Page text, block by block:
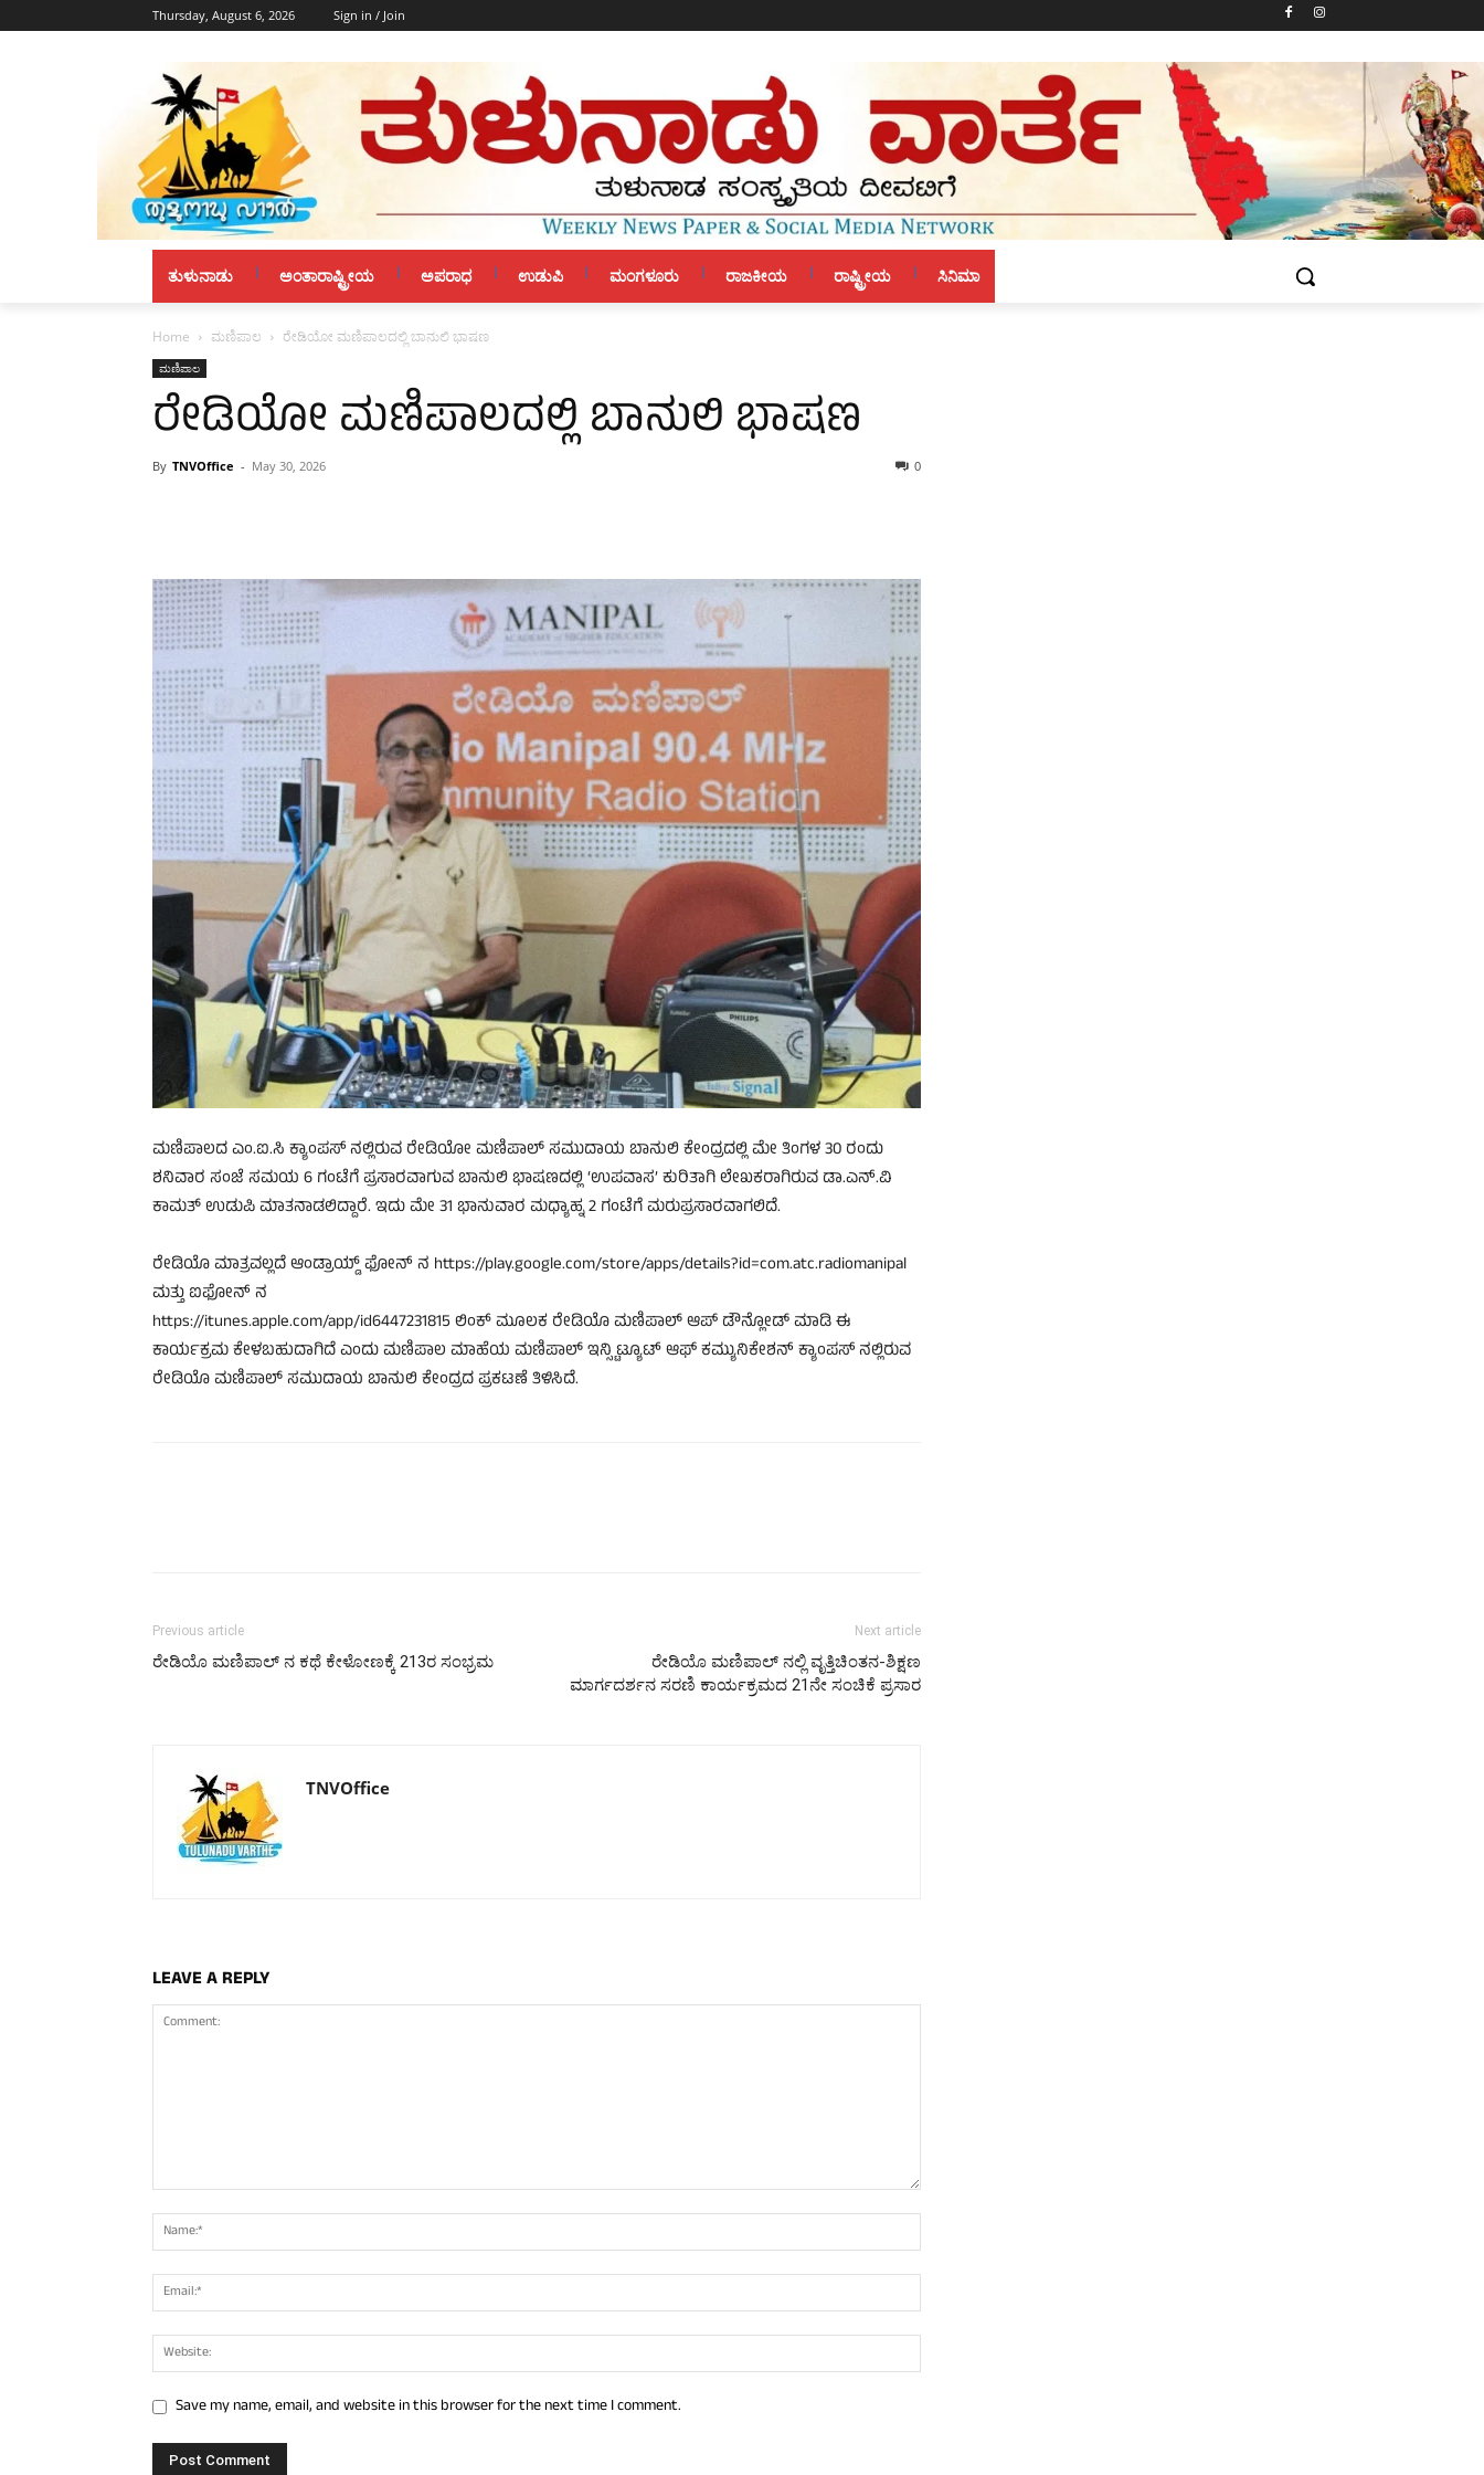
Thursday, August 6, 2026 Sign in / Join
ತುಳುನಾಡು ಅಂತಾರಾಷ್ಟ್ರೀಯ ಅಪರಾಧ ಉಡುಪಿ ಮಂಗಳೂರು ರಾಜಕೀಯ ರಾಷ್ಟ್ರೀಯ ಸಿನಿಮಾ
Home ಮಣಿಪಾಲ ರೇಡಿಯೋ ಮಣಿಪಾಲದಲ್ಲಿ ಬಾನುಲಿ ಭಾಷಣ
ಮಣಿಪಾಲ
ರೇಡಿಯೋ ಮಣಿಪಾಲದಲ್ಲಿ ಬಾನುಲಿ ಭಾಷಣ
By TNVOffice - May 30, 2026 0
ಮಣಿಪಾಲದ ಎಂ.ಐ.ಸಿ ಕ್ಯಾಂಪಸ್ ನಲ್ಲಿರುವ ರೇಡಿಯೋ ಮಣಿಪಾಲ್ ಸಮುದಾಯ ಬಾನುಲಿ ಕೇಂದ್ರದಲ್ಲಿ ಮೇ ತಿಂಗಳ 30 ರಂದು
ಶನಿವಾರ ಸಂಜೆ ಸಮಯ 6 ಗಂಟೆಗೆ ಪ್ರಸಾರವಾಗುವ ಬಾನುಲಿ ಭಾಷಣದಲ್ಲಿ ‘ಉಪವಾಸ’ ಕುರಿತಾಗಿ ಲೇಖಕರಾಗಿರುವ ಡಾ.ಎನ್.ವಿ
ಕಾಮತ್ ಉಡುಪಿ ಮಾತನಾಡಲಿದ್ದಾರೆ. ಇದು ಮೇ 31 ಭಾನುವಾರ ಮಧ್ಯಾಹ್ನ 2 ಗಂಟೆಗೆ ಮರುಪ್ರಸಾರವಾಗಲಿದೆ.
ರೇಡಿಯೊ ಮಾತ್ರವಲ್ಲದೆ ಆಂಡ್ರಾಯ್ಡ್ ಫೋನ್ ನ https://play.google.com/store/apps/details?id=com.atc.radiomanipal
ಮತ್ತು ಐಫೋನ್ ನ
https://itunes.apple.com/app/id6447231815 ಲಿಂಕ್ ಮೂಲಕ ರೇಡಿಯೊ ಮಣಿಪಾಲ್ ಆಪ್ ಡೌನ್ಲೋಡ್ ಮಾಡಿ ಈ
ಕಾರ್ಯಕ್ರಮ ಕೇಳಬಹುದಾಗಿದೆ ಎಂದು ಮಣಿಪಾಲ ಮಾಹೆಯ ಮಣಿಪಾಲ್ ಇನ್ಸ್ಟಿಟ್ಯೂಟ್ ಆಫ್ ಕಮ್ಯುನಿಕೇಶನ್ ಕ್ಯಾಂಪಸ್ ನಲ್ಲಿರುವ
ರೇಡಿಯೊ ಮಣಿಪಾಲ್ ಸಮುದಾಯ ಬಾನುಲಿ ಕೇಂದ್ರದ ಪ್ರಕಟಣೆ ತಿಳಿಸಿದೆ.
Previous article
ರೇಡಿಯೊ ಮಣಿಪಾಲ್ ನ ಕಥೆ ಕೇಳೋಣಕ್ಕೆ 213ರ ಸಂಭ್ರಮ
Next article
ರೇಡಿಯೊ ಮಣಿಪಾಲ್ ನಲ್ಲಿ ವೃತ್ತಿಚಿಂತನ-ಶಿಕ್ಷಣ
ಮಾರ್ಗದರ್ಶನ ಸರಣಿ ಕಾರ್ಯಕ್ರಮದ 21ನೇ ಸಂಚಿಕೆ ಪ್ರಸಾರ
TNVOffice
LEAVE A REPLY
Save my name, email, and website in this browser for the next time I comment.